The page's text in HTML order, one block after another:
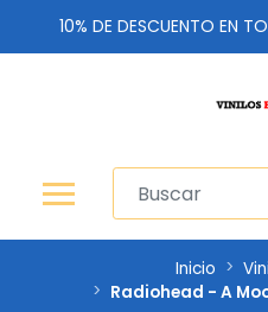
10% DE DESCUENTO EN
Inicio
Radiohead - A